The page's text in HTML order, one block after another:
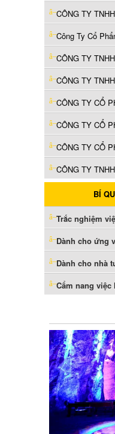
CÔNG TY
CÔNG TY
CÔNG TY CỔ
CÔNG TY
BÍ
Trắc nghiệm
Dành cho ứng
Dành cho nhà
Cẩm nang việc